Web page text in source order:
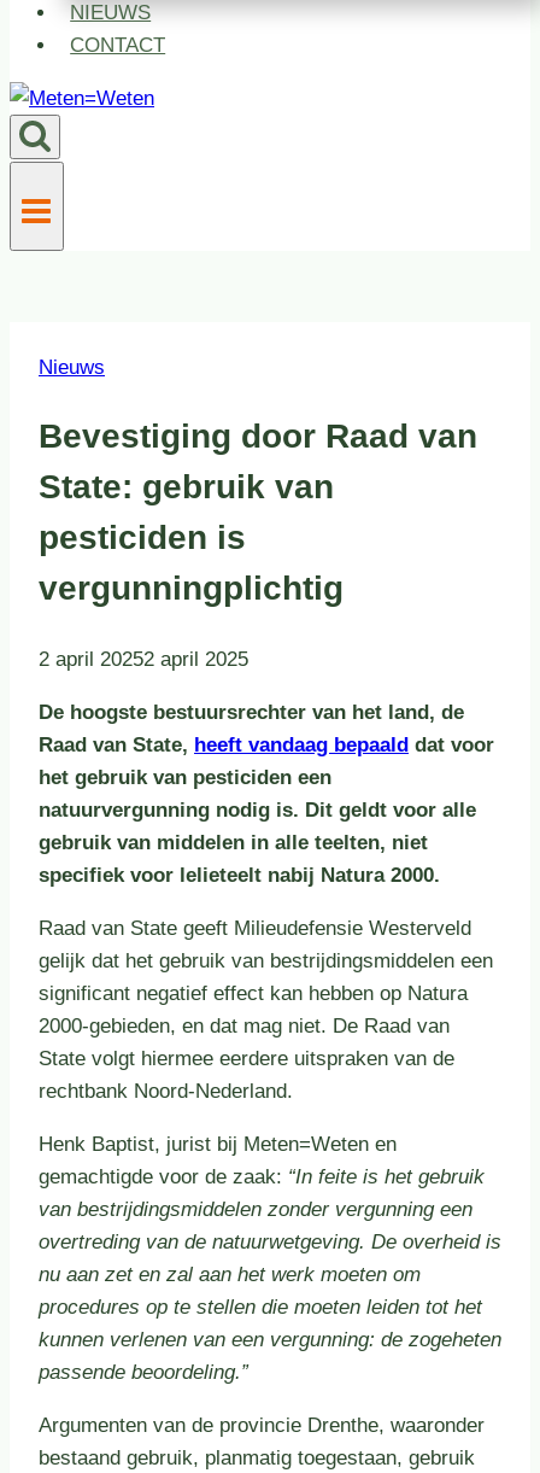
NIEUWS
CONTACT
Nieuws
Bevestiging door Raad van
State: gebruik van
pesticiden is
vergunningplichtig
2 april 20252 april 2025
De hoogste bestuursrechter van het land, de
Raad van State, heeft vandaag bepaald dat voor
het gebruik van pesticiden een
natuurvergunning nodig is. Dit geldt voor alle
gebruik van middelen in alle teelten, niet
specifiek voor lelieteelt nabij Natura 2000.
Raad van State geeft Milieudefensie Westerveld
gelijk dat het gebruik van bestrijdingsmiddelen een
significant negatief effect kan hebben op Natura
2000-gebieden, en dat mag niet. De Raad van
State volgt hiermee eerdere uitspraken van de
rechtbank Noord-Nederland.
Henk Baptist, jurist bij Meten=Weten en
gemachtigde voor de zaak: “In feite is het gebruik
van bestrijdingsmiddelen zonder vergunning een
overtreding van de natuurwetgeving. De overheid is
nu aan zet en zal aan het werk moeten om
procedures op te stellen die moeten leiden tot het
kunnen verlenen van een vergunning: de zogeheten
passende beoordeling.”
Argumenten van de provincie Drenthe, waaronder
bestaand gebruik, planmatig toegestaan, gebruik